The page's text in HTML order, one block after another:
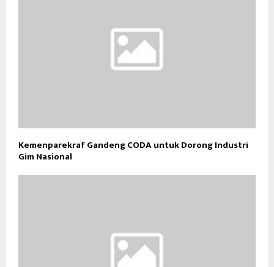
Kemenparekraf Gandeng CODA untuk Dorong Industri
Gim Nasional